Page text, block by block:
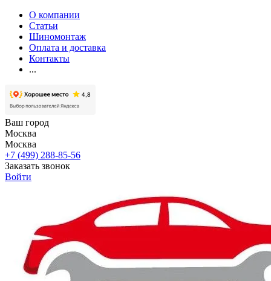
О компании
Статьи
Шиномонтаж
Оплата и доставка
Контакты
...
Ваш город
Москва
Москва
+7 (499) 288-85-56
Заказать звонок
Войти